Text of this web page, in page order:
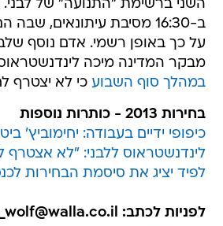
השני ברשימת "התנועה" של לבני.
ב-16:30 מסיבת עיתונאים,
על כך באופן רשמי. אדם נוסף
מבקר המדינה מיכה
במהלך סוף השבוע כי לא יצטרף
בחירות 2013 - כותרות נוספות
כיפופי ידיים בעבודה: יחימוביץ'
לינדנשטראוס ללבני: "לא אצטרף
לפיד יציג את סיסמת הבחירות
לפניות לכתב: pinhas_wolf@walla.co.il